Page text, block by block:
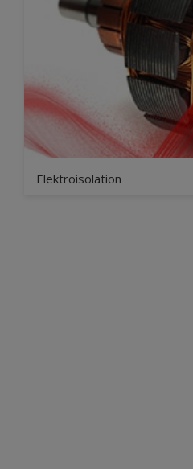
Elektroisolation